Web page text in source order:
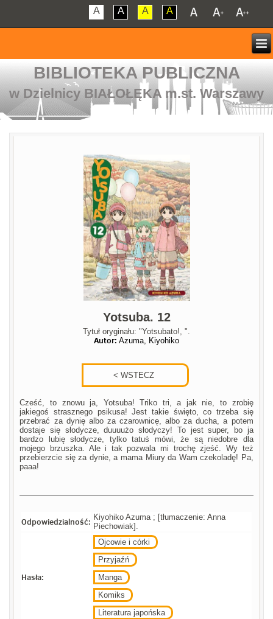
A A A A
BIBLIOTEKA PUBLICZNA
w Dzielnicy BIAŁOŁĘKA m.st. Warszawy
Yotsuba. 12
Tytuł oryginału: "Yotsubato!, ".
Autor: Azuma, Kiyohiko
Cześć, to znowu ja, Yotsuba! Triko tri, a jak nie, to zrobię
jakiegoś strasznego psikusa! Jest takie święto, co trzeba się
przebrać za dynię albo za czarownicę, albo za ducha, a potem
dostaje się słodycze, duuuużo słodyczy! To jest super, bo ja
bardzo lubię słodycze, tylko tatuś mówi, że są niedobre dla
mojego brzuszka. Ale i tak pozwala mi trochę zjeść. Wy też
przebierzcie się za dynie, a mama Miury da Wam czekoladę! Pa,
paaa!
Odpowiedzialność: Kiyohiko Azuma ; [tłumaczenie: Anna
Piechowiak].
Hasła:
Ojcowie i córki
Przyjaźń
Manga
Komiks
Literatura japońska